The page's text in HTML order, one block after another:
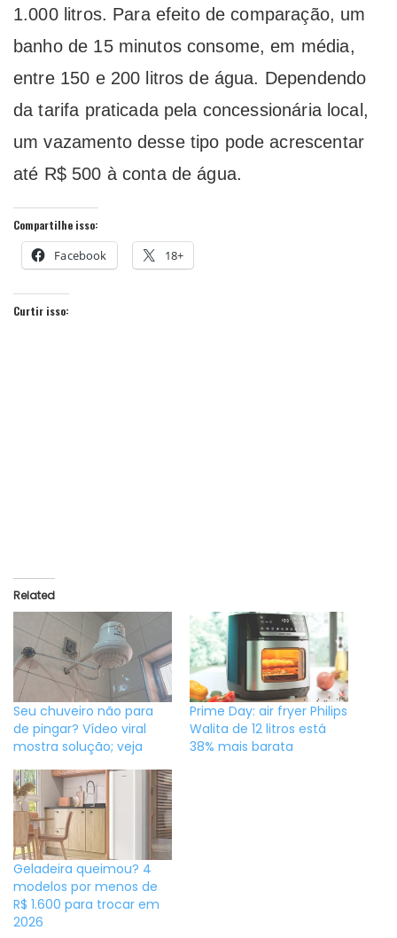
1.000 litros. Para efeito de comparação, um
banho de 15 minutos consome, em média,
entre 150 e 200 litros de água. Dependendo
da tarifa praticada pela concessionária local,
um vazamento desse tipo pode acrescentar
até R$ 500 à conta de água.
Compartilhe isso:
Facebook 18+
Curtir isso:
Related
Seu chuveiro não para
de pingar? Vídeo viral
mostra solução; veja
Prime Day: air fryer Philips
Walita de 12 litros está
38% mais barata
Geladeira queimou? 4
modelos por menos de
R$ 1.600 para trocar em
2026